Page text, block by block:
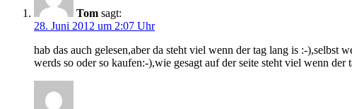
Tom sagt:
28. Juni 2012 um 2:07 Uhr
hab das auch gelesen,aber da steht viel wenn der tag lang is :-
werds so oder so kaufen:-),wie gesagt auf der seite steht viel wenn der